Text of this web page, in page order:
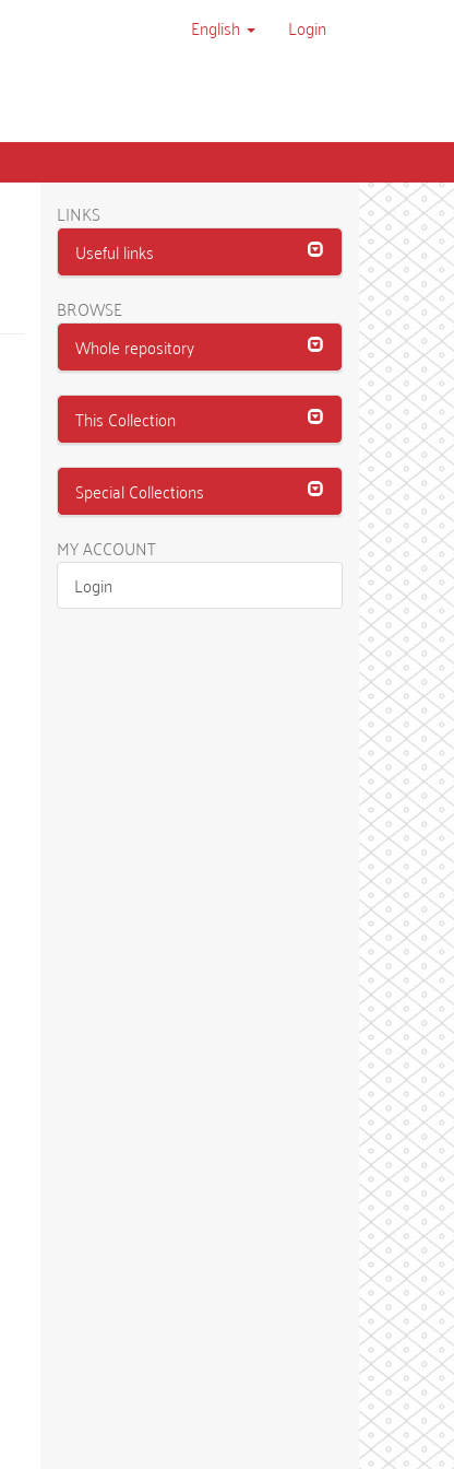
English Login
LINKS
Useful links
BROWSE
Whole repository
This Collection
Special Collections
MY ACCOUNT
Login